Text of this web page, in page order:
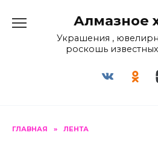
содержанию
Алмазное
Украшения ,
роскошь
ГЛАВНАЯ » ЛЕНТА